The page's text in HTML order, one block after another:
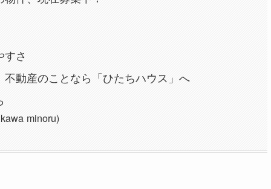
さ
動産のことなら「ひたちハウス」へ
minoru)